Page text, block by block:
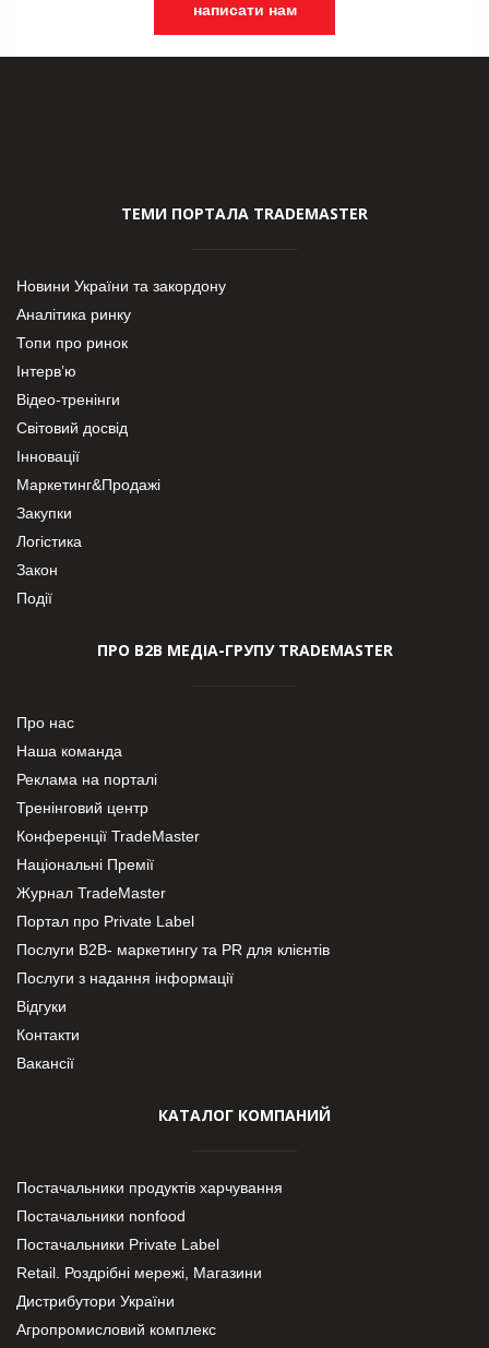
написати нам
ТЕМИ ПОРТАЛА TRADEMASTER
Новини України та закордону
Аналітика ринку
Топи про ринок
Інтерв’ю
Відео-тренінги
Світовий досвід
Інновації
Маркетинг&Продажі
Закупки
Логістика
Закон
Події
ПРО В2В МЕДІА-ГРУПУ TRADEMASTER
Про нас
Наша команда
Реклама на порталі
Тренінговий центр
Конференції TradeMaster
Національні Премії
Журнал TradeMaster
Портал про Private Label
Послуги В2В- маркетингу та PR для клієнтів
Послуги з надання інформації
Відгуки
Контакти
Вакансії
КАТАЛОГ КОМПАНИЙ
Постачальники продуктів харчування
Постачальники nonfood
Постачальники Private Label
Retail. Роздрібні мережі, Магазини
Дистрибутори України
Агропромисловий комплекс